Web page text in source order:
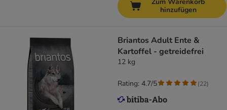
hinzufügen
Briantos Adult Ente &
Kartoffel - getreidefrei
12 kg
Rating: 4.7/5 (22)